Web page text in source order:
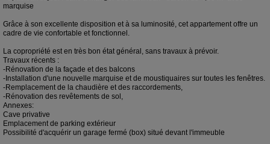
marquise
Grâce à son excellente disposition et à sa luminosité, cet appartement offre un
cadre de vie confortable et fonctionnel.
La copropriété est en très bon état général, sans travaux à prévoir.
Travaux récents :
-Rénovation de la façade et des balcons
-Installation d'une nouvelle marquise et de moustiquaires sur toutes les fenêtres.
-Remplacement de la chaudière et des raccordements,
-Rénovation des revêtements de sol,
Annexes:
Cave privative
Emplacement de parking extérieur
Possibilité d'acquérir un garage fermé (box) situé devant l'immeuble